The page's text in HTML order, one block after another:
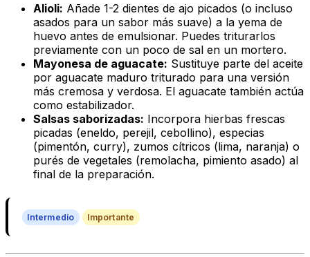
Alioli: Añade 1-2 dientes de ajo picados (o incluso
asados para un sabor más suave) a la yema de
huevo antes de emulsionar. Puedes triturarlos
previamente con un poco de sal en un mortero.
Mayonesa de aguacate: Sustituye parte del aceite
por aguacate maduro triturado para una versión
más cremosa y verdosa. El aguacate también actúa
como estabilizador.
Salsas saborizadas: Incorpora hierbas frescas
picadas (eneldo, perejil, cebollino), especias
(pimentón, curry), zumos cítricos (lima, naranja) o
purés de vegetales (remolacha, pimiento asado) al
final de la preparación.
Intermedio Importante